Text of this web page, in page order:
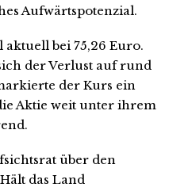
Aufwärtspotenzial.
bei 75,26 Euro.
der Verlust auf rund
der Kurs ein
Aktie weit unter ihrem
über den
das Land